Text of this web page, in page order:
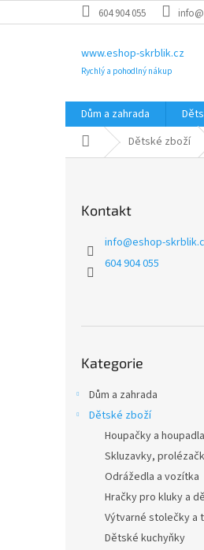
na
604 904 055
www.eshop-skrblik.cz
Rychlý a pohodlný nákup
Dům a zahrada
Domů Dětské zboží
Kontakt
info@eshop-
604 904 055
kategorie
Kategorie
Dům a zahrada
Dětské zboží
Houpačky a houpadla
Skluzavky,
Odrážedla a vozítka
Hračky pro kluky a
Výtvarné stolečky a
Dětské kuchyňky